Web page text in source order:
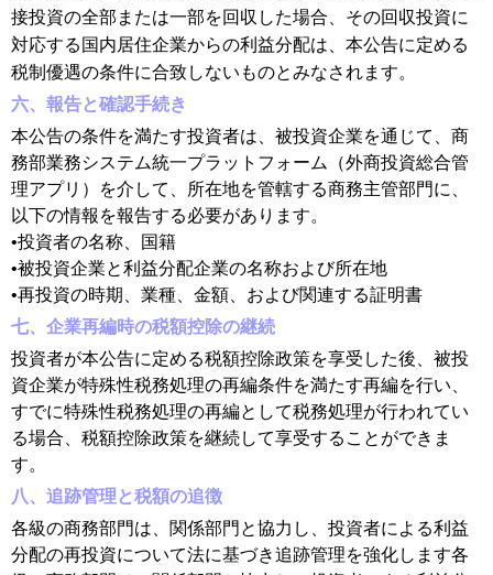
接投資の全部または一部を回収した場合、その回収投資に
対応する国内居住企業からの利益分配は、本公告に定める
税制優遇の条件に合致しないものとみなされます。
六、報告と確認手続き
本公告の条件を満たす投資者は、被投資企業を通じて、商
務部業務システム統一プラットフォーム（外商投資総合管
理アプリ）を介して、所在地を管轄する商務主管部門に、
以下の情報を報告する必要があります。
•投資者の名称、国籍
•被投資企業と利益分配企業の名称および所在地
•再投資の時期、業種、金額、および関連する証明書
七、企業再編時の税額控除の継続
投資者が本公告に定める税額控除政策を享受した後、被投
資企業が特殊性税務処理の再編条件を満たす再編を行い、
すでに特殊性税務処理の再編として税務処理が行われてい
る場合、税額控除政策を継続して享受することができま
す。
八、追跡管理と税額の追徴
各級の商務部門は、関係部門と協力し、投資者による利益
分配の再投資について法に基づき追跡管理を強化します各